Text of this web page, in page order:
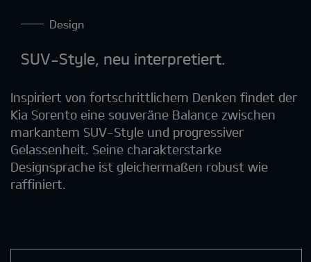
Design
SUV-Style, neu interpretiert.
Inspiriert von fortschrittlichem Denken findet der
Kia Sorento eine souveräne Balance zwischen
markantem SUV-Style und progressiver
Gelassenheit. Seine charakterstarke
Designsprache ist gleichermaßen robust wie
raffiniert.